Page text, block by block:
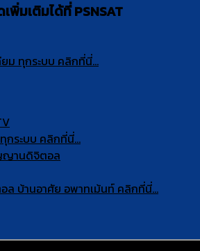
พิ่มเติมได้ที่ PSNSAT
ม ทุกระบบ คลิกที่นี่...
กระบบ คลิกที่นี่...
ญานดิจิตอล
ล บ้านอาศัย อพาทเม้นท์ คลิกที่นี่...